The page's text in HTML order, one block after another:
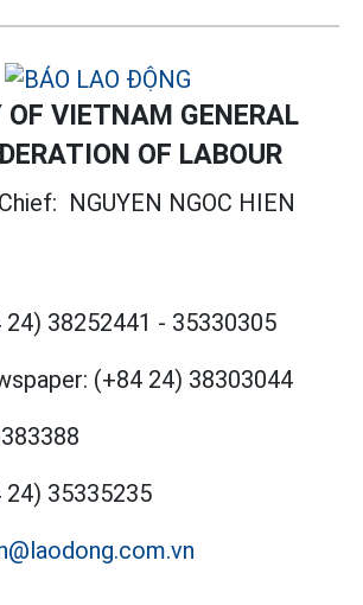
OF VIETNAM GENERAL
OF LABOUR
NGUYEN NGOC HIEN
24) 38252441 - 35330305
(+84 24) 38303044
24) 35335235